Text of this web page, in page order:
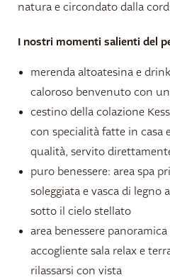
Natura da vivere
natura e circondato dalla
I nostri momenti salienti del
merenda altoatesina e
caloroso benvenuto con
cestino della colazione
con specialità fatte in casa
qualità, servito
puro benessere: area spa
soleggiata e vasca di legno
sotto il cielo stellato
area benessere
accogliente sala relax e
rilassarsi con vista